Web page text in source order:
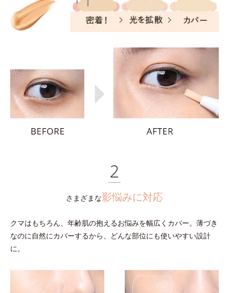
さまざまな影悩みに対応
クマはもちろん、年齢肌の抱えるお悩みを幅広くカバー。薄づき
なのに自然にカバーするから、どんな部位にも使いやすい設計
に。